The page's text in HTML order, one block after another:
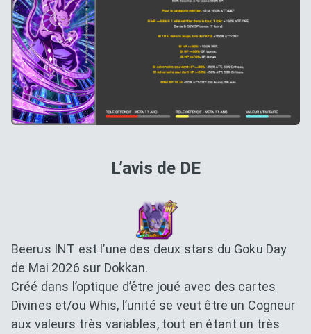
L’avis de DE
Beerus INT est l’une des deux stars du Goku Day
de Mai 2026 sur Dokkan.
Créé dans l’optique d’être joué avec des cartes
Divines et/ou Whis, l’unité se veut être un Cogneur
aux valeurs très variables, tout en étant un très